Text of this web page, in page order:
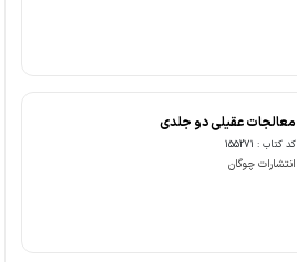
معالجات عقیلی دو جلدی
کد کتاب : 155271
انتشارات چوگان